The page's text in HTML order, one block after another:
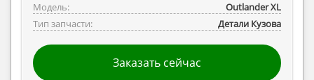
Модель:
Outlander ‎XL
Тип запчасти:
Детали Кузова
Заказать сейчас